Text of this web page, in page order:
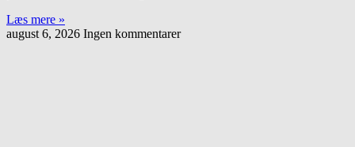
Læs mere »
august 6, 2026 Ingen kommentarer